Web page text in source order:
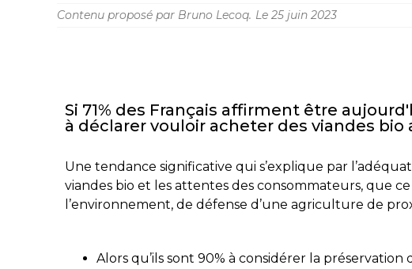
Contenu proposé par Bruno Lecoq. Le 25 juin 2023
Si 71% des Français affirment être
à déclarer vouloir acheter des viandes
Une tendance significative qui s’explique par
viandes bio et les attentes des consommateurs, que
l’environnement, de défense d’une agriculture de
Alors qu’ils sont 90% à considérer la